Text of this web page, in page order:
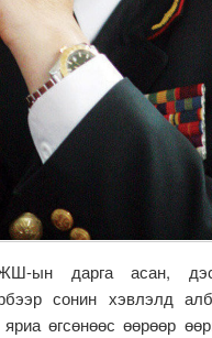
ын дарга асан,
сонин хэвлэлд
өгсөнөөс өөрөөр